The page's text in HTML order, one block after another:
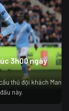
3h00 ngày
thủ đội khách Man
này.